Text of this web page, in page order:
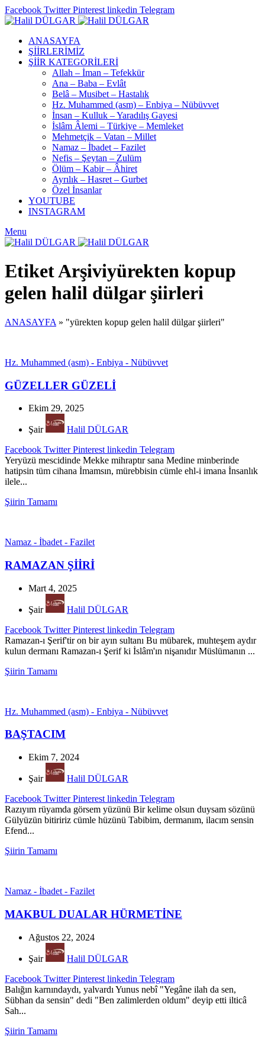
Facebook Twitter Pinterest linkedin Telegram
ANASAYFA
ŞİİRLERİMİZ
ŞİİR KATEGORİLERİ
Allah – İman – Tefekkür
Ana – Baba – Evlât
Belâ – Musibet – Hastalık
Hz. Muhammed (asm) – Enbiya – Nübüvvet
İnsan – Kulluk – Yaradılış Gayesi
İslâm Âlemi – Türkiye – Memleket
Mehmetçik – Vatan – Millet
Namaz – İbadet – Fazilet
Nefis – Şeytan – Zulüm
Ölüm – Kabir – Âhiret
Ayrılık – Hasret – Gurbet
Özel İnsanlar
YOUTUBE
INSTAGRAM
Menu
Etiket Arşiviyürekten kopup
gelen halil dülgar şiirleri
ANASAYFA » "yürekten kopup gelen halil dülgar şiirleri"
Hz. Muhammed (asm) - Enbiya - Nübüvvet
GÜZELLER GÜZELİ
Ekim 29, 2025
Şair
Halil DÜLGAR
Facebook Twitter Pinterest linkedin Telegram
Yeryüzü mescidinde Mekke mihraptır sana Medine minberinde
hatipsin tüm cihana İmamsın, mürebbisin cümle ehl-i imana İnsanlık
ilele...
Şiirin Tamamı
Namaz - İbadet - Fazilet
RAMAZAN ŞİİRİ
Mart 4, 2025
Şair
Halil DÜLGAR
Facebook Twitter Pinterest linkedin Telegram
Ramazan-ı Şerif'tir on bir ayın sultanı Bu mübarek, muhteşem aydır
kulun dermanı Ramazan-ı Şerif ki İslâm'ın nişanıdır Müslümanın ...
Şiirin Tamamı
Hz. Muhammed (asm) - Enbiya - Nübüvvet
BAŞTACIM
Ekim 7, 2024
Şair
Halil DÜLGAR
Facebook Twitter Pinterest linkedin Telegram
Razıyım rüyamda görsem yüzünü Bir kelime olsun duysam sözünü
Gülyüzün bitiririz cümle hüzünü Tabibim, dermanım, ilacım sensin
Efend...
Şiirin Tamamı
Namaz - İbadet - Fazilet
MAKBUL DUALAR HÜRMETİNE
Ağustos 22, 2024
Şair
Halil DÜLGAR
Facebook Twitter Pinterest linkedin Telegram
Balığın karnındaydı, yalvardı Yunus nebî "Yegâne ilah da sen,
Sübhan da sensin" dedi "Ben zalimlerden oldum" deyip etti ilticâ
Sah...
Şiirin Tamamı